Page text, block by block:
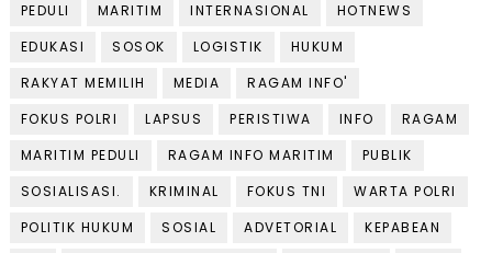
PEDULI
MARITIM INTERNASIONAL
HOTNEWS
EDUKASI
SOSOK LOGISTIK
HUKUM
RAKYAT MEMILIH
MEDIA
RAGAM INFO'
FOKUS POLRI
LAPSUS PERISTIWA INFO
RAGAM
MARITIM PEDULI
RAGAM INFO MARITIM
PUBLIK
SOSIALISASI.
KRIMINAL FOKUS TNI
WARTA POLRI
POLITIK HUKUM
SOSIAL ADVETORIAL
KEPABEAN